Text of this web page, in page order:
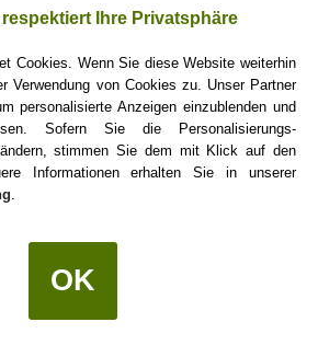
Promis
Sternzeichen
respektiert Ihre Privatsphäre
Cookies. Wenn Sie diese Website weiterhin
Verwendung von Cookies zu. Unser Partner
personalisierte Anzeigen einzublenden und
Sofern Sie die Personalisierungs-
stimmen Sie dem mit Klick auf den
Informationen erhalten Sie in unserer
OK